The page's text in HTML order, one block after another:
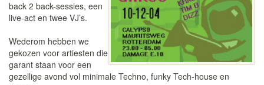
back 2 back-sessies, een
live-act en twee VJ’s.
Wederom hebben we
gekozen voor artiesten die
garant staan voor een
gezellige avond vol minimale Techno, funky Tech-house en